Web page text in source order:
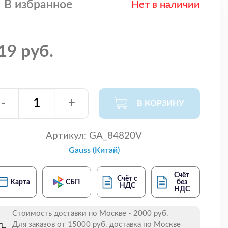
В избранное Нет в наличии
руб.
- + В КОРЗИНУ
Артикул: GA_84820V
Gauss (Китай)
Карта СБП
Счёт с
НДС
Счёт
без
НДС
Стоимость доставки по Москве - 2000 руб.
Для заказов от 15000 руб. доставка по Москве